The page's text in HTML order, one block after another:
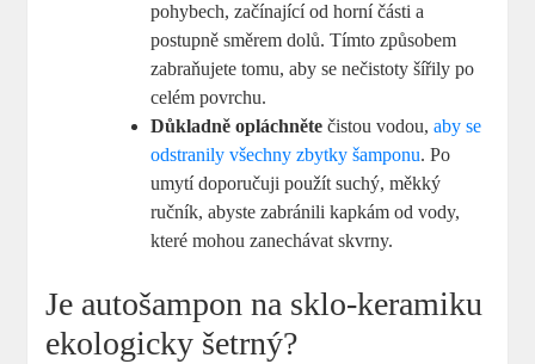
pohybech, začínající od horní části a
postupně směrem dolů. Tímto způsobem
zabraňujete tomu, aby se nečistoty šířily po
celém povrchu.
Důkladně opláchněte čistou vodou,aby se
odstranily všechny zbytky šamponu. Po
umytí doporučuji použít suchý, měkký
ručník, abyste zabránili kapkám od vody,
které mohou zanechávat skvrny.
Je autošampon na sklo-keramiku
ekologicky šetrný?